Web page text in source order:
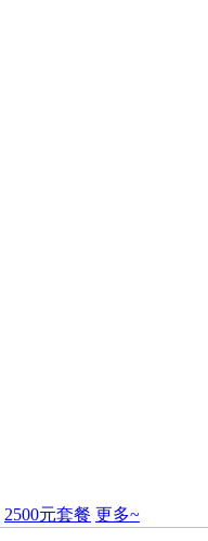
2500元套餐 更多~